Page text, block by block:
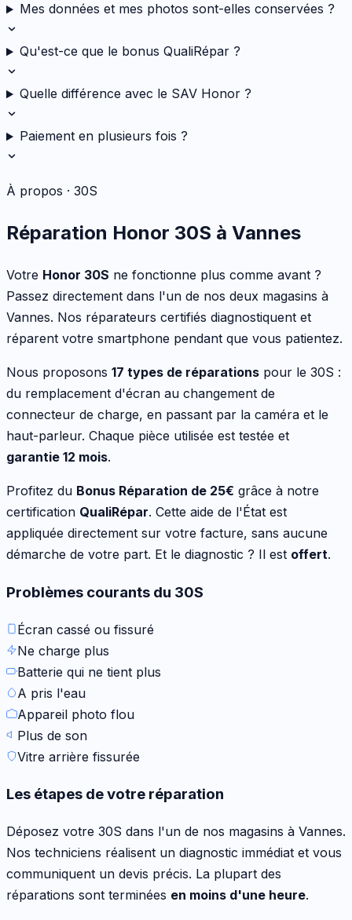
Mes données et mes photos sont-elles conservées ?
Qu'est-ce que le bonus QualiRépar ?
Quelle différence avec le SAV Honor ?
Paiement en plusieurs fois ?
À propos · 30S
Réparation Honor 30S à Vannes
Votre Honor 30S ne fonctionne plus comme avant ?
Passez directement dans l'un de nos deux magasins à
Vannes. Nos réparateurs certifiés diagnostiquent et
réparent votre smartphone pendant que vous patientez.
Nous proposons 17 types de réparations pour le 30S :
du remplacement d'écran au changement de
connecteur de charge, en passant par la caméra et le
haut-parleur. Chaque pièce utilisée est testée et
garantie 12 mois.
Profitez du Bonus Réparation de 25€ grâce à notre
certification QualiRépar. Cette aide de l'État est
appliquée directement sur votre facture, sans aucune
démarche de votre part. Et le diagnostic ? Il est offert.
Problèmes courants du 30S
Écran cassé ou fissuré
Ne charge plus
Batterie qui ne tient plus
A pris l'eau
Appareil photo flou
Plus de son
Vitre arrière fissurée
Les étapes de votre réparation
Déposez votre 30S dans l'un de nos magasins à Vannes.
Nos techniciens réalisent un diagnostic immédiat et vous
communiquent un devis précis. La plupart des
réparations sont terminées en moins d'une heure.